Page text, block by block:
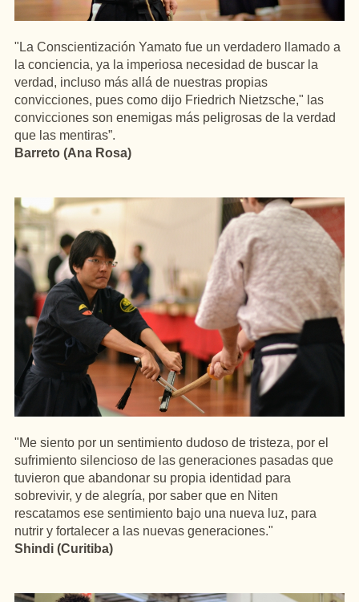
"La Conscientización Yamato fue un verdadero llamado a
la conciencia, ya la imperiosa necesidad de buscar la
verdad, incluso más allá de nuestras propias
convicciones, pues como dijo Friedrich Nietzsche," las
convicciones son enemigas más peligrosas de la verdad
que las mentiras”.
Barreto (Ana Rosa)
"Me siento por un sentimiento dudoso de tristeza, por el
sufrimiento silencioso de las generaciones pasadas que
tuvieron que abandonar su propia identidad para
sobrevivir, y de alegría, por saber que en Niten
rescatamos ese sentimiento bajo una nueva luz, para
nutrir y fortalecer a las nuevas generaciones."
Shindi (Curitiba)